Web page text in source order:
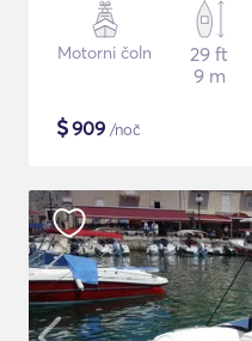
Motorni čoln
29 ft
9 m
$909 /noč